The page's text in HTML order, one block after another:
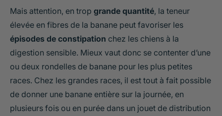
Mais attention, en trop grande quantité, la teneur
élevée en fibres de la banane peut favoriser les
épisodes de constipation chez les chiens à la
digestion sensible. Mieux vaut donc se contenter d’une
ou deux rondelles de banane pour les plus petites
races. Chez les grandes races, il est tout à fait possible
de donner une banane entière sur la journée, en
plusieurs fois ou en purée dans un jouet de distribution